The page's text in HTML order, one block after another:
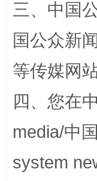
三、中国
国公众新
等传媒网
四、您在
media/中
system